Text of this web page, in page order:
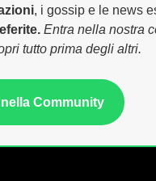
, i gossip e le news
Entra nella nostra
tutto prima degli altri.
nella Community